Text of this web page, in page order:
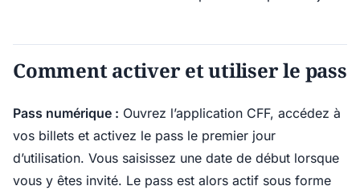
Comment activer et utiliser le pass
Pass numérique : Ouvrez l’application CFF, accédez à
vos billets et activez le pass le premier jour
d’utilisation. Vous saisissez une date de début lorsque
vous y êtes invité. Le pass est alors actif sous forme